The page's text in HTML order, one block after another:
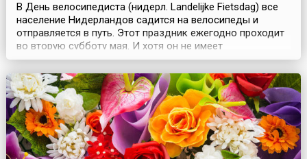
В День велосипедиста (нидерл. Landelijke Fietsdag) все
население Нидерландов садится на велосипеды и
отправляется в путь. Этот праздник ежегодно проходит
во вторую субботу мая. И хотя он не имеет
официального статуса, но весьма популярен в стране. К
тому же, он совпадает с Днем мельника, поэтому во все
велосипедные маршруты для туристов включаются
посещения ветряных мельниц, которые являются
одним...